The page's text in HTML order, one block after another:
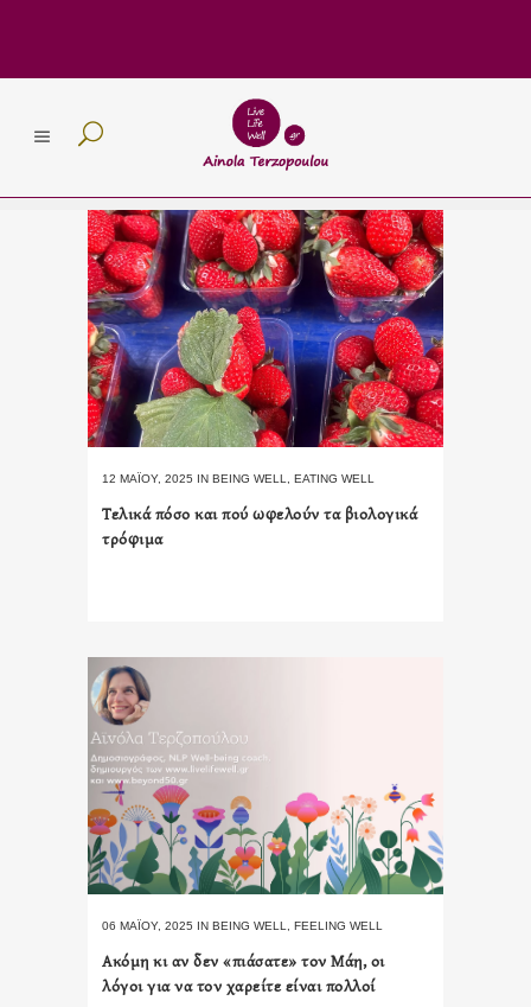
12 ΜΑΪ́ΟΥ, 2025 IN BEING WELL EATING WELL
Τελικά πόσο και πού ωφελούν τα βιολογικά
τρόφιμα
06 ΜΑΪ́ΟΥ, 2025 IN BEING WELL FEELING WELL
Ακόμη κι αν δεν «πιάσατε» τον Μάη, οι
λόγοι για να τον χαρείτε είναι πολλοί